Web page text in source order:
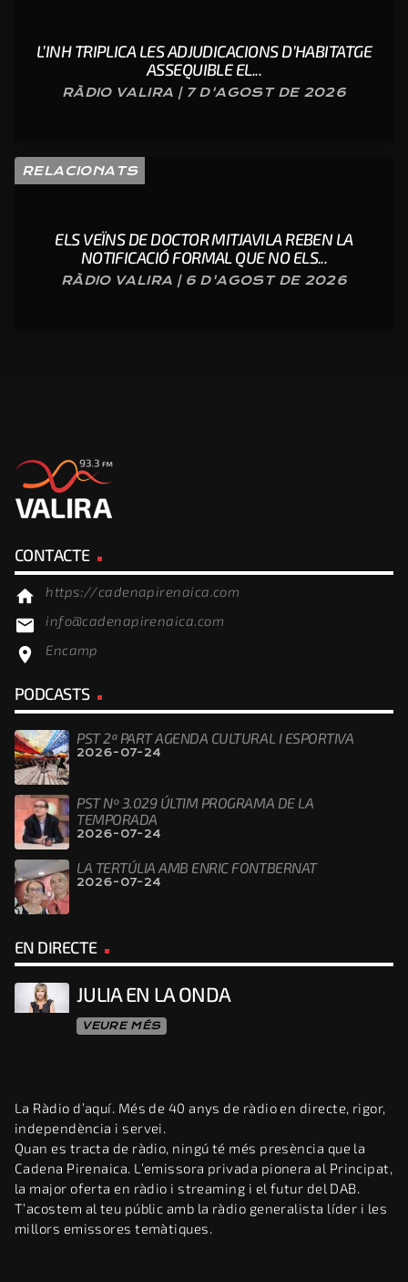
L’INH TRIPLICA LES ADJUDICACIONS D’HABITATGE
ASSEQUIBLE EL...
RÀDIO VALIRA | 7 D'AGOST DE 2026
RELACIONATS
ELS VEÏNS DE DOCTOR MITJAVILA REBEN LA
NOTIFICACIÓ FORMAL QUE NO ELS...
RÀDIO VALIRA | 6 D'AGOST DE 2026
CONTACTE
home https://cadenapirenaica.com
email info@cadenapirenaica.com
location_on Encamp
PODCASTS
PST 2ª PART AGENDA CULTURAL I ESPORTIVA
2026-07-24
PST Nº 3.029 ÚLTIM PROGRAMA DE LA
TEMPORADA
2026-07-24
LA TERTÚLIA AMB ENRIC FONTBERNAT
2026-07-24
EN DIRECTE
JULIA EN LA ONDA
VEURE MÉS
La Ràdio d’aquí. Més de 40 anys de ràdio en directe, rigor,
independència i servei.
Quan es tracta de ràdio, ningú té més presència que la
Cadena Pirenaica. L’emissora privada pionera al Principat,
la major oferta en ràdio i streaming i el futur del DAB.
T’acostem al teu públic amb la ràdio generalista líder i les
millors emissores temàtiques.